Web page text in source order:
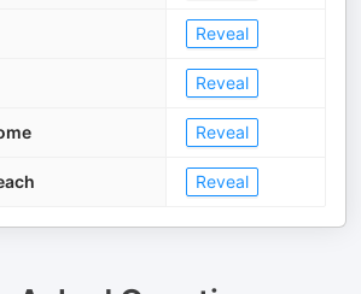
Reveal
Reveal
Reveal
Reveal